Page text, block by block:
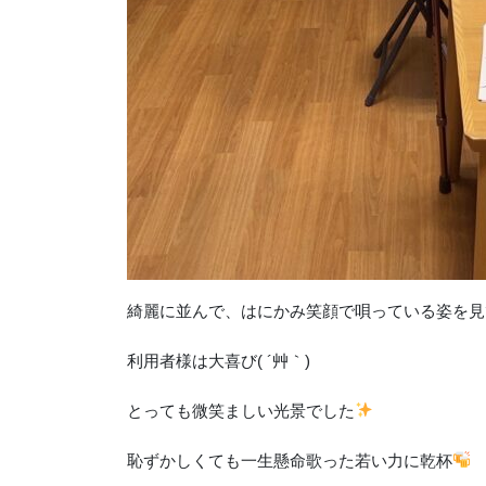
綺麗に並んで、はにかみ笑顔で唄っている姿を
利用者様は大喜び( ´艸｀)
とっても微笑ましい光景でした
恥ずかしくても一生懸命歌った若い力に乾杯